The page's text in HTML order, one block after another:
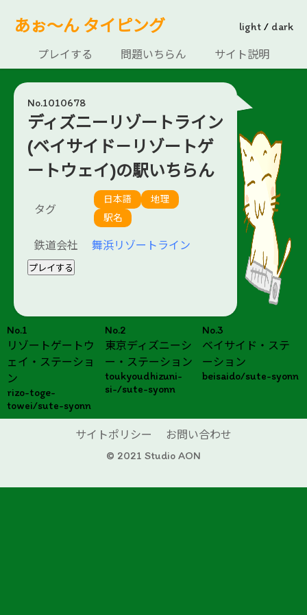
あぉ～ん タイピング light / dark
プレイする 問題いちらん サイト説明
No.1010678
ディズニーリゾートライン
(ベイサイド－リゾートゲ
ートウェイ)の駅いちらん
タグ
日本語
地理
駅名
鉄道会社 舞浜リゾートライン
プレイする
No.1
リゾートゲートウ
ェイ・ステーショ
ン
rizo-toge-
towei/sute-syonn
No.2
東京ディズニーシ
ー・ステーション
toukyoudhizuni-
si-/sute-syonn
No.3
ベイサイド・ステ
ーション
beisaido/sute-syonn
サイトポリシー
お問い合わせ
© 2021 Studio AON